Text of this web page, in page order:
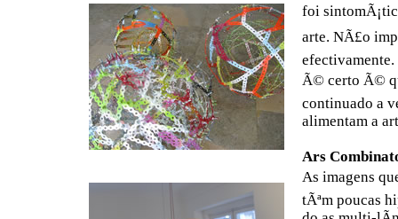
foi
arte. NÃ£o
efectivamente.
Ã© certo Ã©
continuado a
alimentam a
Ars
As imagens
tÃªm poucas